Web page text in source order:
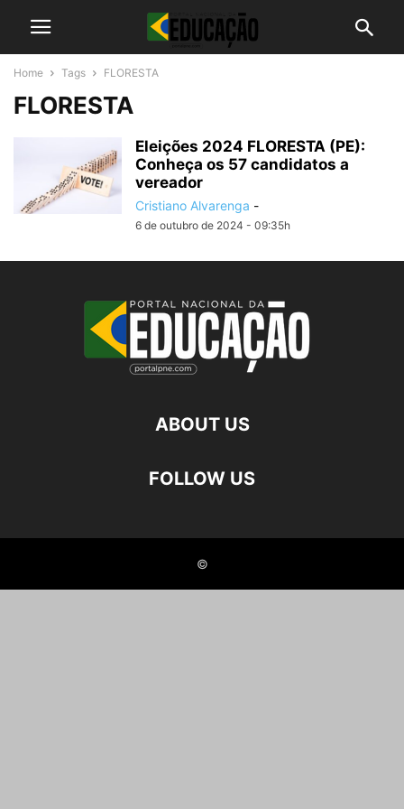
Home Tags FLORESTA
FLORESTA
Eleições 2024 FLORESTA (PE):
Conheça os 57 candidatos a
vereador
Cristiano Alvarenga -
6 de outubro de 2024 - 09:35h
ABOUT US
FOLLOW US
©